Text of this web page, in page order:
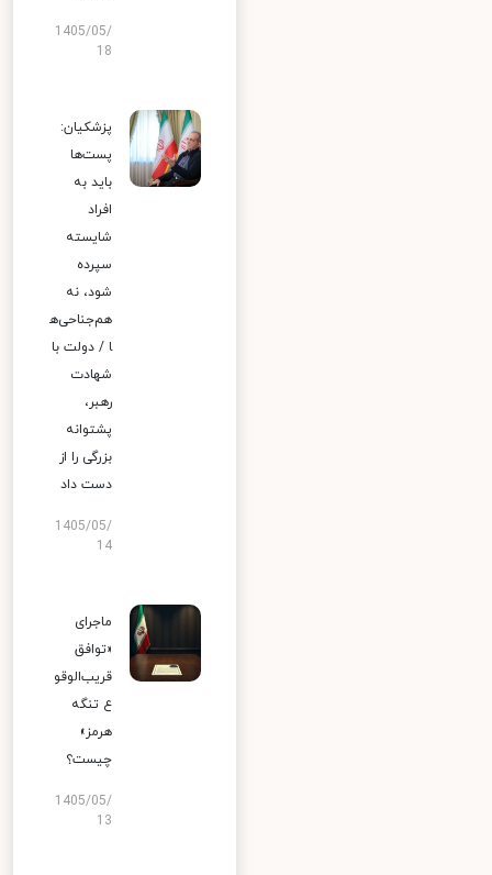
1405/05/
18
پزشکیان:
پست‌ها
باید به
افراد
شایسته
سپرده
شود، نه
هم‌جناحی‌ه
ا / دولت با
شهادت
رهبر،
پشتوانه
بزرگی را از
دست داد
1405/05/
14
ماجرای
«توافق
قریب‌الوقو
ع تنگه
هرمز»
چیست؟
1405/05/
13